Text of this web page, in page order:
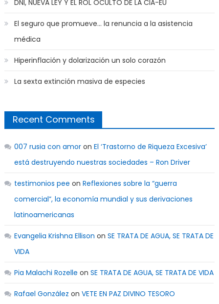
DNI, NUEVA LEY Y EL ROL OCULTO DE LA CIA-EU
El seguro que promueve… la renuncia a la asistencia
médica
Hiperinflación y dolarización un solo corazón
La sexta extinción masiva de especies
Recent Comments
007 rusia con amoron El ‘Trastorno de Riqueza Excesiva’
está destruyendo nuestras sociedades – Ron Driver
testimonios pee on Reflexiones sobre la “guerra
comercial”, la economía mundial y sus derivaciones
latinoamericanas
Evangelia Krishna Ellison on SE TRATA DE AGUA, SE TRATA DE
VIDA
Pia Malachi Rozelle on SE TRATA DE AGUA, SE TRATA DE VIDA
Rafael González on VETE EN PAZ DIVINO TESORO